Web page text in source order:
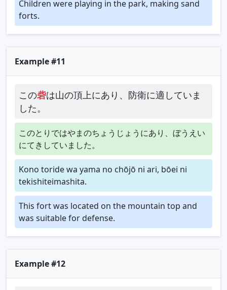
Children were playing in the park, making sand
forts.
Example #11
この砦は山の頂上にあり、防衛に適していま
した。
このとりではやまのちょうじょうにあり、ぼうえい
にてきしていました。
Kono toride wa yama no chōjō ni ari, bōei ni
tekishiteimashita.
This fort was located on the mountain top and
was suitable for defense.
Example #12